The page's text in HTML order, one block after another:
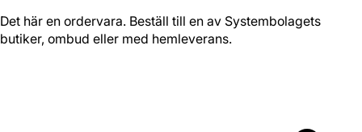
Det här en ordervara. Beställ till en av Systembolagets
butiker, ombud eller med hemleverans.